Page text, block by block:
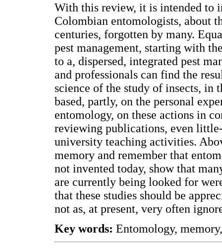
With this review, it is intended to
Colombian entomologists, about
centuries, forgotten by many.
pest management, starting with
to a, dispersed, integrated pest
and professionals can find the
science of the study of insects, in
based, partly, on the personal
entomology, on these actions in
reviewing publications, even
university teaching activities.
memory and remember that
not invented today, show that
are currently being looked for
that these studies should be
not as, at present, very often
Key words: Entomology,